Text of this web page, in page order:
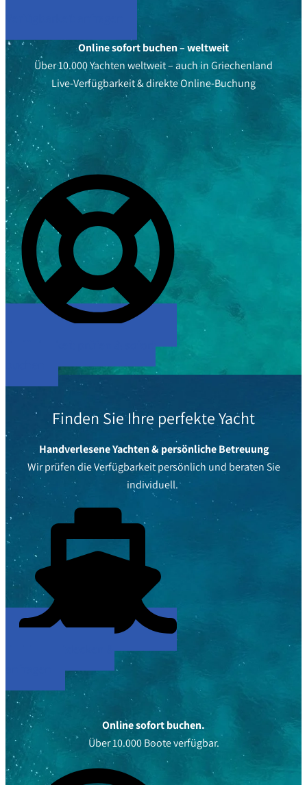
Online sofort buchen – weltweit
Über 10.000 Yachten weltweit – auch in Griechenland
Live-Verfügbarkeit & direkte Online-Buchung
Finden Sie Ihre perfekte Yacht
Handverlesene Yachten & persönliche Betreuung
Wir prüfen die Verfügbarkeit persönlich und beraten Sie
individuell.
Online sofort buchen.
Über 10.000 Boote verfügbar.